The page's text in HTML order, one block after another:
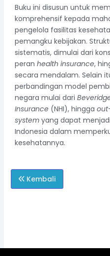
Buku ini disusun untuk
komprehensif kepada
pengelola fasilitas
pemangku kebijakan.
sistematis, dimulai dari
peran health insurance,
secara mendalam. Selain
perbandingan model
negara mulai dari
Insurance (NHI), hingga
systemyang dapat
Indonesia dalam
kesehatannya.
Kembali